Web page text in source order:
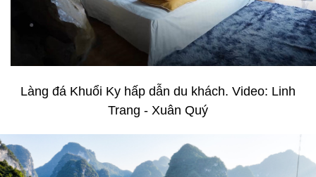
Làng đá Khuổi Ky hấp dẫn du khách. Video: Linh
Trang - Xuân Quý